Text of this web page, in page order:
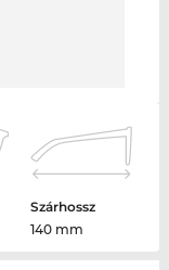
Szárhossz
140 mm